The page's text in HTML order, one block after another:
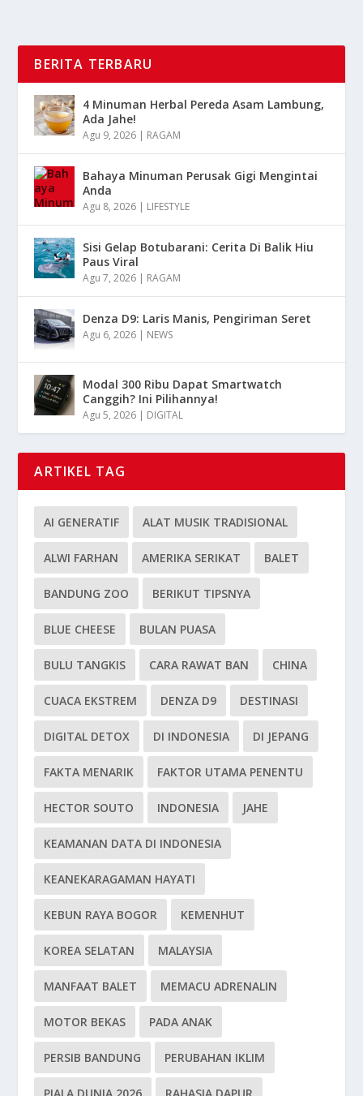
BERITA TERBARU
4 Minuman Herbal Pereda Asam Lambung,
Ada Jahe!
Agu 9, 2026 | RAGAM
Bahaya Minuman Perusak Gigi Mengintai
Anda
Agu 8, 2026 | LIFESTYLE
Sisi Gelap Botubarani: Cerita Di Balik Hiu
Paus Viral
Agu 7, 2026 | RAGAM
Denza D9: Laris Manis, Pengiriman Seret
Agu 6, 2026 | NEWS
Modal 300 Ribu Dapat Smartwatch
Canggih? Ini Pilihannya!
Agu 5, 2026 | DIGITAL
ARTIKEL TAG
AI GENERATIF ALAT MUSIK TRADISIONAL
ALWI FARHAN AMERIKA SERIKAT BALET
BANDUNG ZOO BERIKUT TIPSNYA
BLUE CHEESE BULAN PUASA
BULU TANGKIS CARA RAWAT BAN CHINA
CUACA EKSTREM DENZA D9 DESTINASI
DIGITAL DETOX DI INDONESIA DI JEPANG
FAKTA MENARIK FAKTOR UTAMA PENENTU
HECTOR SOUTO INDONESIA JAHE
KEAMANAN DATA DI INDONESIA
KEANEKARAGAMAN HAYATI
KEBUN RAYA BOGOR KEMENHUT
KOREA SELATAN MALAYSIA
MANFAAT BALET MEMACU ADRENALIN
MOTOR BEKAS PADA ANAK
PERSIB BANDUNG PERUBAHAN IKLIM
PIALA DUNIA 2026 RAHASIA DAPUR